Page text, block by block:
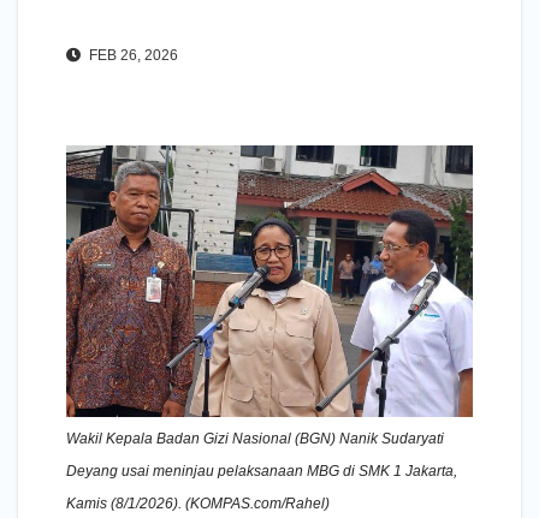
FEB 26, 2026
Wakil Kepala Badan Gizi Nasional (BGN) Nanik Sudaryati
Deyang usai meninjau pelaksanaan MBG di SMK 1 Jakarta,
Kamis (8/1/2026). (KOMPAS.com/Rahel)